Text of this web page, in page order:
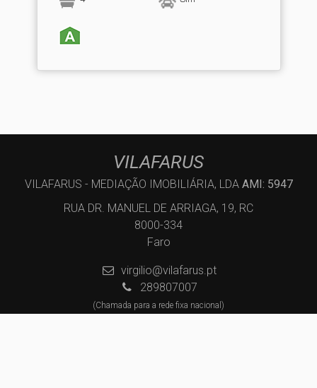
VILAFARUS
VILAFARUS - MEDIAÇÃO IMOBILIÁRIA, LDA AMI: 5947
RUA DR. MANUEL DE ARRIAGA, 19, RC
8000-334
Faro
virgilio@vilafarus.pt
289807007
(Chamada para a rede fixa nacional)